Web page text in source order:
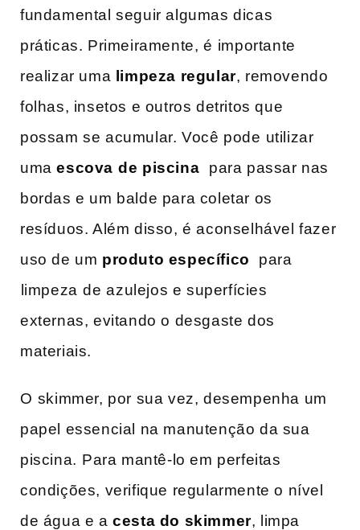
fundamental ‌seguir algumas dicas
práticas. Primeiramente, é⁤ importante
realizar uma limpeza regular, removendo
folhas, insetos e outros detritos que
possam se acumular. Você pode ⁤utilizar
umaescova⁤ de‍ piscina ⁤ para passar nas⁣
bordas e um balde para coletar os
resíduos. Além disso, é aconselhável fazer
uso de um produto específico ‌ para
⁣limpeza ⁤de ⁢azulejos e superfícies
externas, evitando o desgaste dos
materiais.
O ⁣skimmer, por sua vez, desempenha ‍um
papel essencial​ na manutenção da sua
piscina.⁤ Para mantê-lo em perfeitas
condições, verifique regularmente o nível
de água e a‌cesta do‌ skimmer, limpa